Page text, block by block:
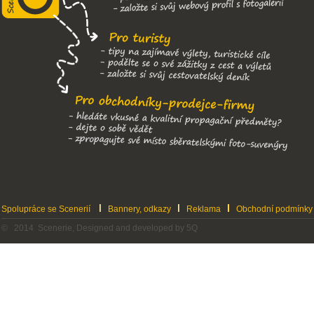
Spolupráce se Scenerií Bannery, odkazy Reklama
Obchodní podmínky
© 2014 Scenerie, Designed and developed by 5Q